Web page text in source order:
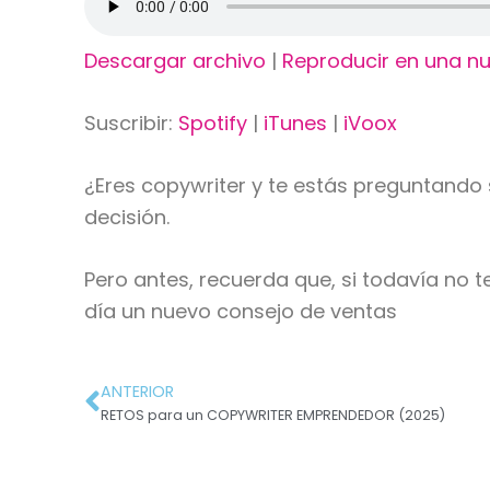
Descargar archivo | Reproducir en una
Suscribir: Spotify | iTunes | iVoox
¿Eres copywriter y te estás preguntando
decisión.
Pero antes, recuerda que, si todavía no
día un nuevo consejo de ventas
ANTERIOR
RETOS para un COPYWRITER EMPRENDEDOR (2025)